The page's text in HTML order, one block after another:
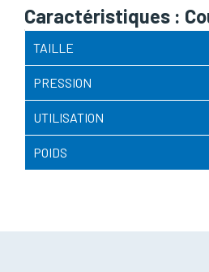
Caractéristiques :
TAILLE
PRESSION
UTILISATION
POIDS